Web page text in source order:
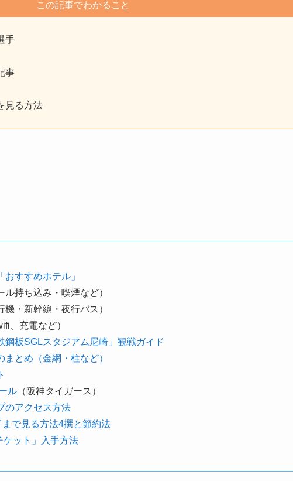
この記事でわかること
手
事
見る方法
すすめホテル」
ル持ち込み・喫煙など）
機・新幹線・夜行バス）
、充電など）
鋼板SGLスタジアム尼崎」観戦ガイド
とめ（金網・柱など）
ル （阪神タイガース）
のアクセス方法
で見る方法4撰と節約法
ケット」入手方法